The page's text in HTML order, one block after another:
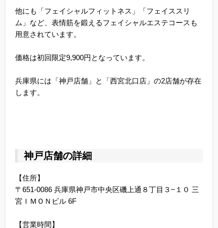
他にも「フェイシャルフィットネス」「フェイススリ
ム」など、表情筋を鍛えるフェイシャルエステコースも
用意されています。
価格は初回限定9,900円となっています。
兵庫県には「神戸店舗」と「西宮北口店」の2店舗が存在
します。
神戸店舗の詳細
【住所】
〒651-0086 兵庫県神戸市中央区磯上通８丁目３−１０ 三
宮ＩＭＯＮビル 6F
【営業時間】